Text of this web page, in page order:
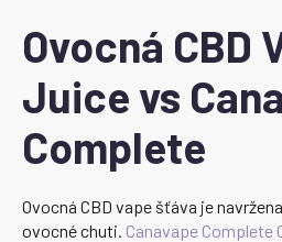
Ovocná CBD
Juice vs
Complete
Ovocná CBD vape šťáva je
ovocné chuti. Canavape Complete